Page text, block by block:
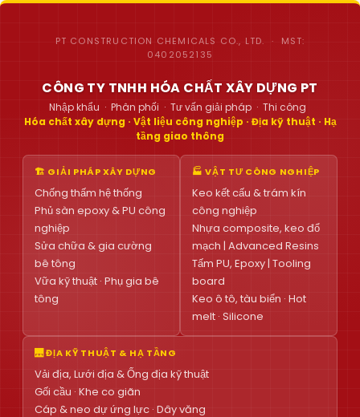
PT CONSTRUCTION CHEMICALS CO., LTD. · MST:
0402052135
CÔNG TY TNHH HÓA CHẤT XÂY DỰNG PT
Nhập khẩu · Phân phối · Tư vấn giải pháp · Thi công
Hóa chất xây dựng · Vật liệu công nghiệp · Địa kỹ thuật · Hạ
tầng giao thông
🏗 GIẢI PHÁP XÂY DỰNG
Chống thấm hệ thống
Phủ sàn epoxy & PU công
nghiệp
Sửa chữa & gia cường
bê tông
Vữa kỹ thuật · Phụ gia bê
tông
🏭 VẬT TƯ CÔNG NGHIỆP
Keo kết cấu & trám kín
công nghiệp
Nhựa composite, keo đổ
mạch | Advanced Resins
Tấm PU, Epoxy | Tooling
board
Keo ô tô, tàu biển · Hot
melt · Silicone
🌉 ĐỊA KỸ THUẬT & HẠ TẦNG
Vải địa, Lưới địa & Ống địa kỹ thuật
Gối cầu · Khe co giãn
Cáp & neo dự ứng lực · Dây văng